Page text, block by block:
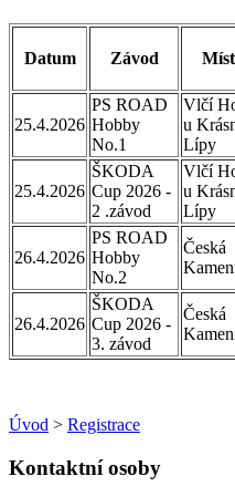
Datum Závod
25.4.2026
PS ROAD
Hobby
No.1
Vlčí
u
Lípy
25.4.2026
ŠKODA
Cup 2026 -
2 .závod
Vlčí
u
Lípy
26.4.2026
PS ROAD
Hobby
No.2
Česká
26.4.2026
ŠKODA
Cup 2026 -
3. závod
Česká
Úvod > Registrace
Kontaktní osoby